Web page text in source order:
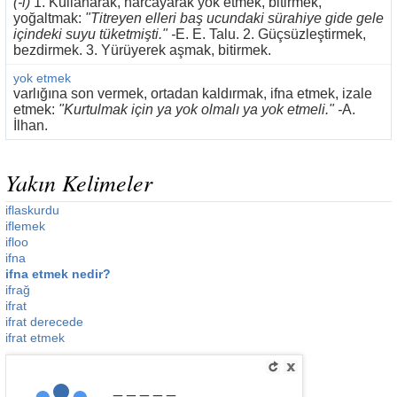
yoğaltmak: "Titreyen elleri baş ucundaki sürahiye gide gele
içindeki suyu tüketmişti." -E. E. Talu. 2. Güçsüzleştirmek,
bezdirmek. 3. Yürüyerek aşmak, bitirmek.
yok etmek
varlığına son vermek, ortadan kaldırmak, ifna etmek, izale
etmek: "Kurtulmak için ya yok olmalı ya yok etmeli." -A.
İlhan.
Yakın Kelimeler
iflaskurdu
iflemek
ifloo
ifna
ifna etmek nedir?
ifrağ
ifrat
ifrat derecede
ifrat etmek